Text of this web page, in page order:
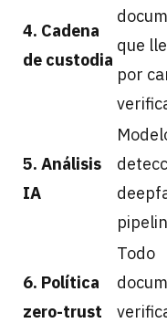
4. Cadena
de custodia
que
por
5. Análisis
IA
6. Política
zero-trust
Todo